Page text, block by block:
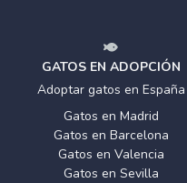
GATOS EN ADOPCIÓN
Adoptar gatos en España
Gatos en Madrid
Gatos en Barcelona
Gatos en Valencia
Gatos en Sevilla